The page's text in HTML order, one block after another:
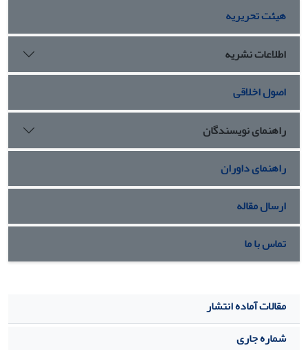
هیئت تحریریه
اطلاعات نشریه
اصول اخلاقی
راهنمای نویسندگان
راهنمای داوران
ارسال مقاله
تماس با ما
مقالات آماده انتشار
شماره جاری